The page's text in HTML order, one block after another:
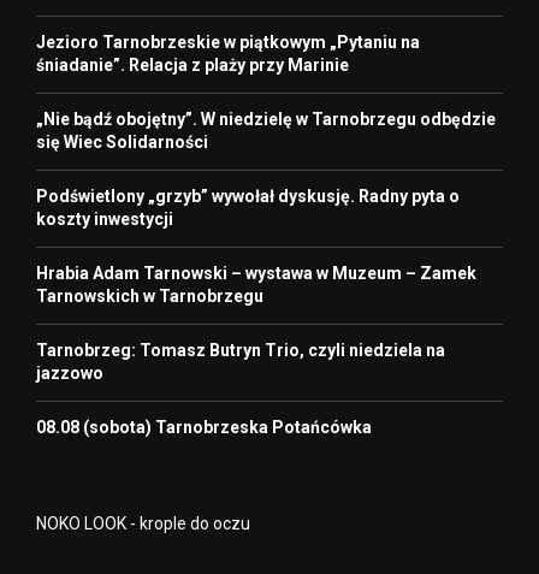
Jezioro Tarnobrzeskie w piątkowym „Pytaniu na
śniadanie”. Relacja z plaży przy Marinie
„Nie bądź obojętny”. W niedzielę w Tarnobrzegu odbędzie
się Wiec Solidarności
Podświetlony „grzyb” wywołał dyskusję. Radny pyta o
koszty inwestycji
Hrabia Adam Tarnowski – wystawa w Muzeum – Zamek
Tarnowskich w Tarnobrzegu
Tarnobrzeg: Tomasz Butryn Trio, czyli niedziela na
jazzowo
08.08 (sobota) Tarnobrzeska Potańcówka
NOKO LOOK - krople do oczu